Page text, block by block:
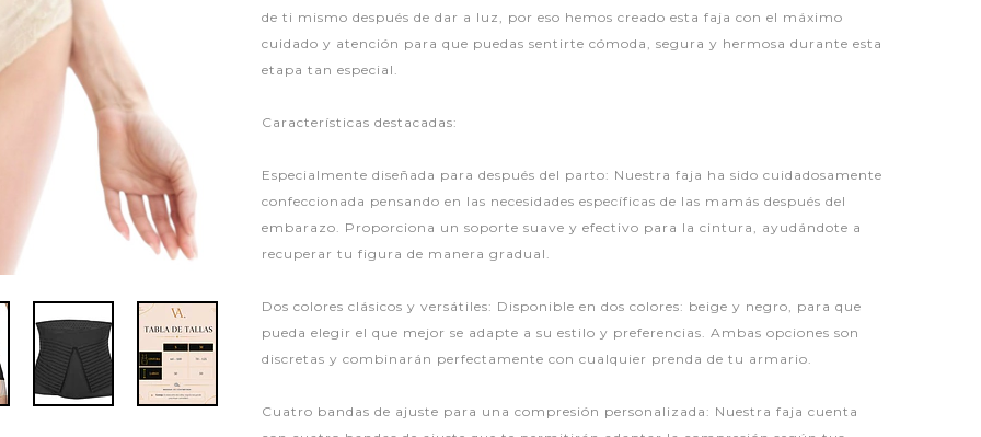
de ti mismo después de dar a luz, por eso hemos creado esta faja con el máximo
cuidado y atención para que puedas sentirte cómoda, segura y hermosa durante esta
etapa tan especial.
Características destacadas:
Especialmente diseñada para después del parto: Nuestra faja ha sido cuidadosamente
confeccionada pensando en las necesidades específicas de las mamás después del
embarazo. Proporciona un soporte suave y efectivo para la cintura, ayudándote a
recuperar tu figura de manera gradual.
Dos colores clásicos y versátiles: Disponible en dos colores: beige y negro, para que
pueda elegir el que mejor se adapte a su estilo y preferencias. Ambas opciones son
discretas y combinarán perfectamente con cualquier prenda de tu armario.
Cuatro bandas de ajuste para una compresión personalizada: Nuestra faja cuenta